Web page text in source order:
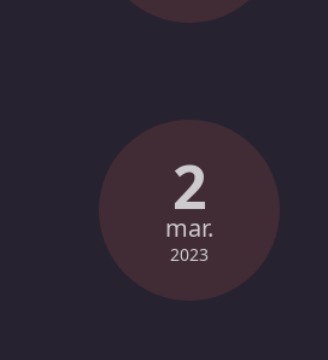
2
mar.
2023